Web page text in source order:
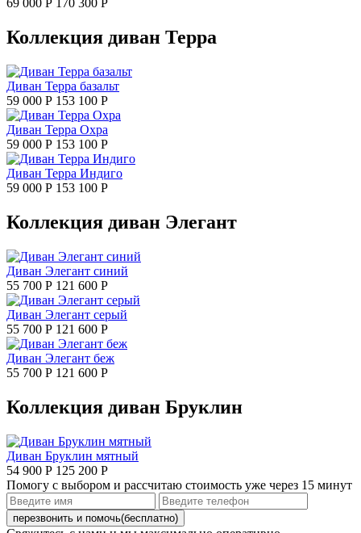
69 000 Р 170 300 Р
Коллекция диван Терра
Диван Терра базальт
59 000 Р 153 100 Р
Диван Терра Охра
59 000 Р 153 100 Р
Диван Терра Индиго
59 000 Р 153 100 Р
Коллекция диван Элегант
Диван Элегант синий
55 700 Р 121 600 Р
Диван Элегант серый
55 700 Р 121 600 Р
Диван Элегант беж
55 700 Р 121 600 Р
Коллекция диван Бруклин
Диван Бруклин мятный
54 900 Р 125 200 Р
Помогу с выбором и рассчитаю стоимость уже через 15 минут
перезвонить и помочь(бесплатно)